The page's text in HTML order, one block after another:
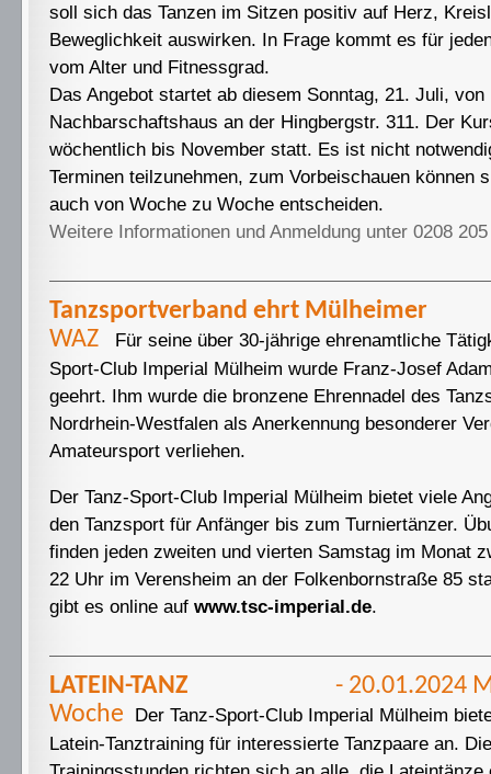
soll sich das Tanzen im Sitzen positiv auf Herz,
Beweglichkeit auswirken. In Frage kommt es für
vom Alter und Fitnessgrad.
Das Angebot startet ab diesem Sonntag, 21. Juli,
Nachbarschaftshaus an der Hingbergstr. 311. Der
wöchentlich bis November statt. Es ist nicht
Terminen teilzunehmen, zum Vorbeischauen können
auch von Woche zu Woche entscheiden.
Weitere Informationen und Anmeldung unter 0208
Tanzsportverband ehrt Mülheimer
WAZ
Für seine über 30-jährige ehrenamtliche
Sport-Club Imperial Mülheim wurde Franz-Josef
geehrt. Ihm wurde die bronzene Ehrennadel des
Nordrhein-Westfalen als Anerkennung besonderer
Amateursport verliehen.
Der Tanz-Sport-Club Imperial Mülheim bietet viele
den Tanzsport für Anfänger bis zum Turniertänzer.
finden jeden zweiten und vierten Samstag im Monat
22 Uhr im Verensheim an der Folkenbornstraße 85
gibt es online auf www.tsc-imperial.de.
LATEIN-TANZ
- 20.01.2024
Woche Der Tanz-Sport-Club Imperial Mülheim
Latein-Tanztraining für interessierte Tanzpaare an. Die